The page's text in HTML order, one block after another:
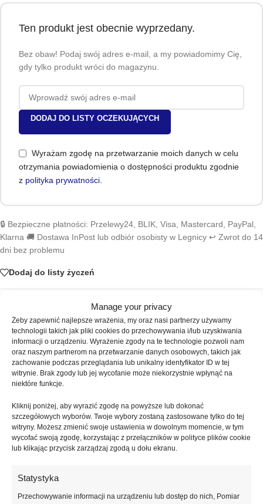
Manage your privacy
Żeby zapewnić najlepsze wrażenia, my oraz nasi partnerzy używamy
technologii takich jak pliki cookies do przechowywania i/lub uzyskiwania
informacji o urządzeniu. Wyrażenie zgody na te technologie pozwoli nam
oraz naszym partnerom na przetwarzanie danych osobowych, takich jak
zachowanie podczas przeglądania lub unikalny identyfikator ID w tej
witrynie. Brak zgody lub jej wycofanie może niekorzystnie wpłynąć na
niektóre funkcje.
Kliknij poniżej, aby wyrazić zgodę na powyższe lub dokonać
szczegółowych wyborów. Twoje wybory zostaną zastosowane tylko do tej
witryny. Możesz zmienić swoje ustawienia w dowolnym momencie, w tym
wycofać swoją zgodę, korzystając z przełączników w polityce plików cookie
lub klikając przycisk zarządzaj zgodą u dołu ekranu.
Statystyka
Przechowywanie informacji na urządzeniu lub dostęp do nich, Pomiar
Ten produkt jest obecnie wyprzedany.
Bez obaw! Podaj swój adres e-mail, a my powiadomimy Cię,
gdy tylko produkt wróci do magazynu.
DODAJ DO LISTY OCZEKUJĄCYCH
Wyrażam zgodę na przetwarzanie moich danych w celu
otrzymania powiadomienia o dostępności produktu zgodnie
z polityka prywatności.
🔒 Bezpieczne płatności: Przelewy24, BLIK, Visa, Mastercard, PayPal,
Klarna 🚚 Dostawa InPost lub odbiór osobisty w Legnicy ↩️ Zwrot do 14
dni bez problemu
Dodaj do listy życzeń
Kategorie: Builder Gel, Żele
Znaczników:ATICA, Baby Pink, Strong Cover, tipsi shop, żel
budujący, żel do przedłużania, żel kamuflujący, żel średniej lepkości
żel z włóknem szklanym, żele budujące
Udostępnij:
ATICA Strong Cover Baby Pink to żel budujący z włóknem szklanym w
delikatnym, baby pink odcieniu, stworzony z myślą o maksymalnym
wzmocnieniu oraz trwałych, estetycznych stylizacjach paznokci.
paznokcia, nadając stylizacji świeży, uporządkowany i profesjonalny